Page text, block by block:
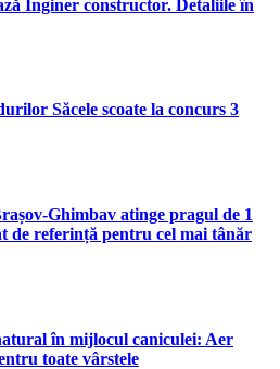
Inginer constructor. Detaliile în
Săcele scoate la concurs 3
atinge pragul de 1
de referință pentru cel mai tânăr
în mijlocul caniculei: Aer
toate vârstele